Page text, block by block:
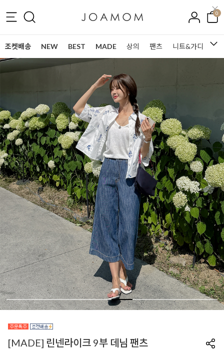
0
조켓배송 NEW BEST MADE 상의 팬츠 니트&가디건
[MADE] 린넨라이크 9부 데님 팬츠